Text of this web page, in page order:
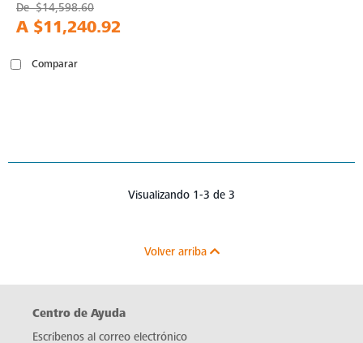
De$14,598.60
A $11,240.92
Comparar
Visualizando 1-3 de 3
Volver arriba
Centro de Ayuda
Escríbenos al correo electrónico